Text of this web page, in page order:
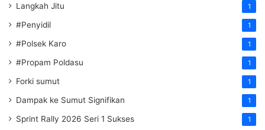
Langkah Jitu 1
#Penyidil 1
#Polsek Karo 1
#Propam Poldasu 1
Forki sumut 1
Dampak ke Sumut Signifikan 1
Sprint Rally 2026 Seri 1 Sukses 1